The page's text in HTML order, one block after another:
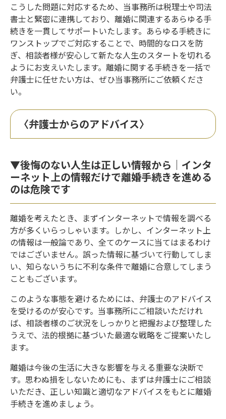
こうした問題に対応するため、当事務所は税理士や司法
書士と緊密に連携しており、離婚に関連するあらゆる手
続きを一貫してサポートいたします。あらゆる手続きに
ワンストップでご対応することで、時間的なロスを防
ぎ、相談者様が安心して新たな人生のスタートを切れる
ようにお支えいたします。離婚に関する手続きを一括で
弁護士に任せたい方は、ぜひ当事務所にご依頼くださ
い。
〈弁護士からのアドバイス〉
▼後悔のない人生は正しい情報から｜インタ
ーネット上の情報だけで離婚手続きを進める
のは危険です
離婚を考えたとき、まずインターネットで情報を調べる
方が多くいらっしゃいます。しかし、インターネット上
の情報は一般論であり、全てのケースに当てはまるわけ
ではございません。誤った情報に基づいて行動してしま
い、知らないうちに不利な条件で離婚に合意してしまう
こともございます。
このような事態を避けるためには、弁護士のアドバイス
を受けるのが安心です。当事務所にご相談いただけれ
ば、相談者様のご状況をしっかりと把握および整理した
うえで、法的根拠に基づいた最適な戦略をご提案いたし
ます。
離婚は今後の生活に大きな影響を与える重要な決断で
す。思わぬ損をしないためにも、まずは弁護士にご相談
いただき、正しい知識と適切なアドバイスをもとに離婚
手続きを進めましょう。